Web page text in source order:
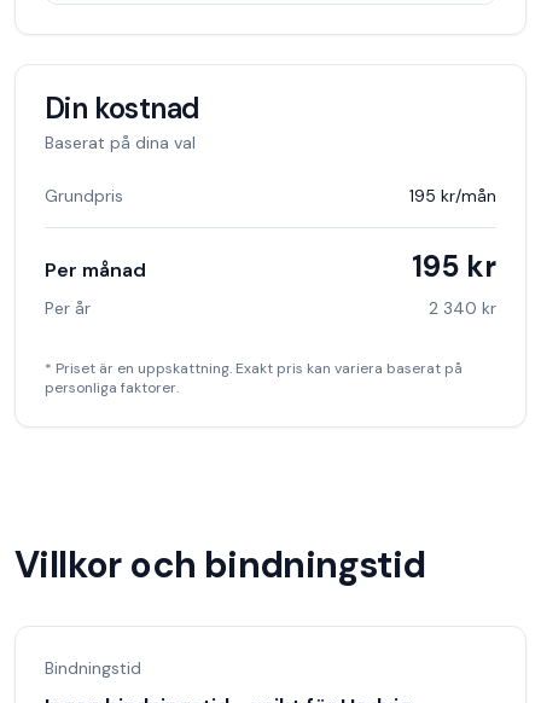
Din kostnad
Baserat på dina val
Grundpris 195 kr/mån
Per månad 195 kr
Per år 2 340 kr
* Priset är en uppskattning. Exakt pris kan variera baserat på
personliga faktorer.
Villkor och bindningstid
Bindningstid